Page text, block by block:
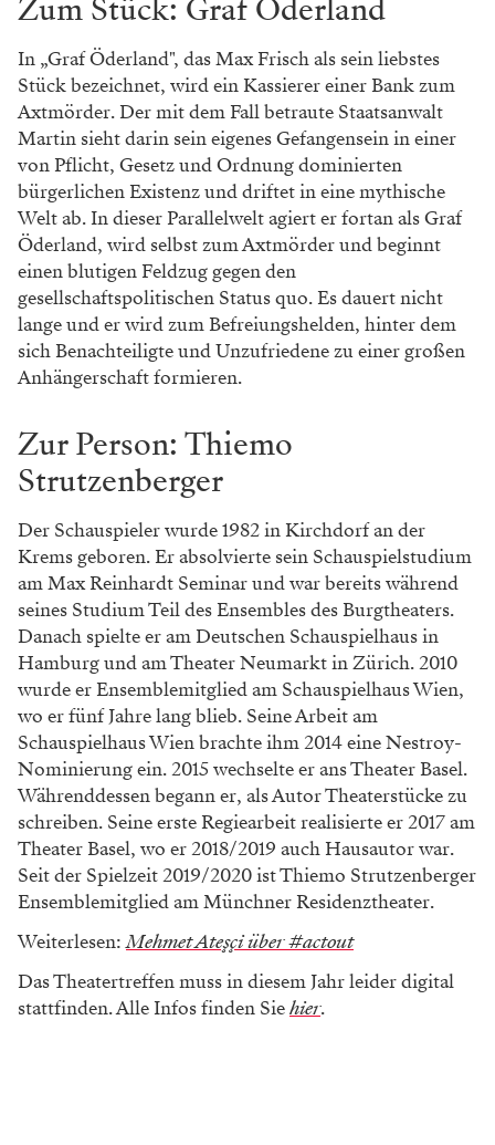
Zum Stück: Graf Öderland
In „Graf Öderland", das Max Frisch als sein liebstes
Stück bezeichnet, wird ein Kassierer einer Bank zum
Axtmörder. Der mit dem Fall betraute Staatsanwalt
Martin sieht darin sein eigenes Gefangensein in einer
von Pflicht, Gesetz und Ordnung dominierten
bürgerlichen Existenz und driftet in eine mythische
Welt ab. In dieser Parallelwelt agiert er fortan als Graf
Öderland, wird selbst zum Axtmörder und beginnt
einen blutigen Feldzug gegen den
gesellschaftspolitischen Status quo. Es dauert nicht
lange und er wird zum Befreiungshelden, hinter dem
sich Benachteiligte und Unzufriedene zu einer großen
Anhängerschaft formieren.
Zur Person: Thiemo
Strutzenberger
Der Schauspieler wurde 1982 in Kirchdorf an der
Krems geboren. Er absolvierte sein Schauspielstudium
am Max Reinhardt Seminar und war bereits während
seines Studium Teil des Ensembles des Burgtheaters.
Danach spielte er am Deutschen Schauspielhaus in
Hamburg und am Theater Neumarkt in Zürich. 2010
wurde er Ensemblemitglied am Schauspielhaus Wien,
wo er fünf Jahre lang blieb. Seine Arbeit am
Schauspielhaus Wien brachte ihm 2014 eine Nestroy-
Nominierung ein. 2015 wechselte er ans Theater Basel.
Währenddessen begann er, als Autor Theaterstücke zu
schreiben. Seine erste Regiearbeit realisierte er 2017 am
Theater Basel, wo er 2018/2019 auch Hausautor war.
Seit der Spielzeit 2019/2020 ist Thiemo Strutzenberger
Ensemblemitglied am Münchner Residenztheater.
Weiterlesen:Mehmet Ateşçi über #actout
Das Theatertreffen muss in diesem Jahr leider digital
stattfinden. Alle Infos finden Siehier.